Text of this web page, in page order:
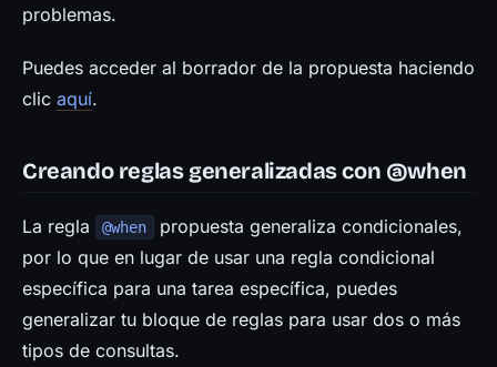
problemas.
Puedes acceder al borrador de la propuesta haciendo
clic aquí.
Creando reglas generalizadas con @when
La regla @when
propuesta generaliza condicionales,
por lo que en lugar de usar una regla condicional
específica para una tarea específica, puedes
generalizar tu bloque de reglas para usar dos o más
tipos de consultas.